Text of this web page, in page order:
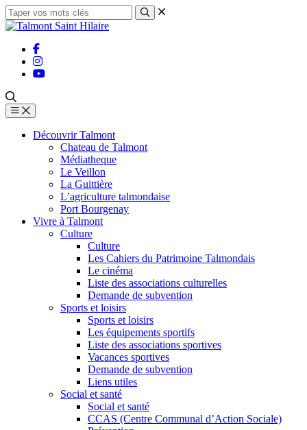
Découvrir Talmont
Chateau de Talmont
Médiatheque
Le Veillon
La Guittière
L’agriculture talmondaise
Port Bourgenay
Vivre à Talmont
Culture
Culture
Les Cahiers du Patrimoine Talmondais
Le cinéma
Liste des associations culturelles
Demande de subvention
Sports et loisirs
Sports et loisirs
Les équipements sportifs
Liste des associations sportives
Vacances sportives
Demande de subvention
Liens utiles
Social et santé
Social et santé
CCAS (Centre Communal d’Action Sociale)